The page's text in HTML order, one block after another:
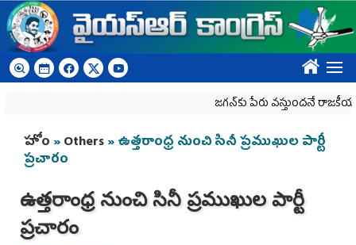
Skip to main content
????
జగన్‌కు పేరు వస్తుందనే రాజకీయ కక్షతో
You are here
హోం »Others» ఉత్తరాంధ్ర నుంచి సినీ ప్రముఖుల పార్టీ
ప్రచారం
ఉత్తరాంధ్ర నుంచి సినీ ప్రముఖుల పార్టీ
ప్రచారం